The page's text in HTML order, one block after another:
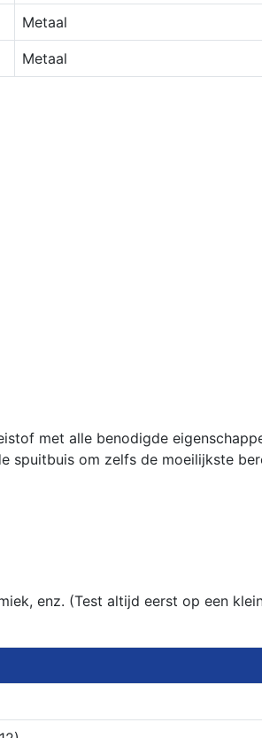
Metaal
Metaal
met alle benodigde
spuitbuis om zelfs de moeilijkste
enz. (Test altijd eerst op een